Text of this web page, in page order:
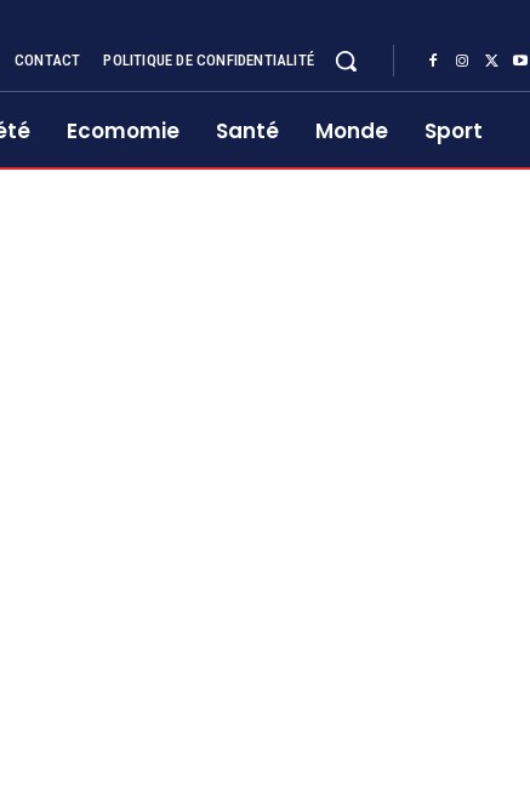
CONTACT POLITIQUE DE CONFIDENTIALITÉ
Ecomomie Santé Monde Sport